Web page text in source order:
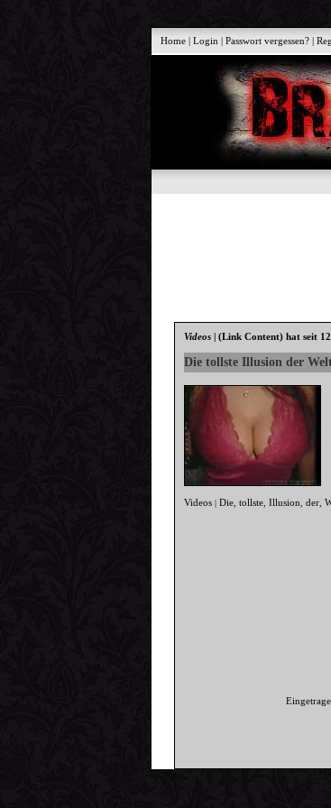
Home |Login |Passwort vergessen? |
Videos |(Link Content) hat seit
Die tollste Illusion der
Videos |Die ,tollste ,Illusion ,der ,